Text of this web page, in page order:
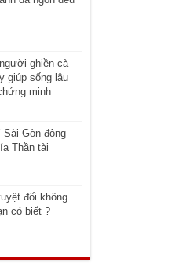
ghiền cà
giúp sống lâu
minh
Sài Gòn đông
Thần tài
đối không
có biết ?